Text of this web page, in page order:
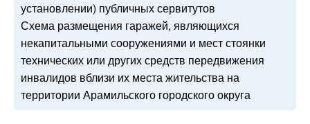
установлении) публичных сервитутов
Схема размещения гаражей, являющихся
некапитальными сооружениями и мест стоянки
технических или других средств передвижения
инвалидов вблизи их места жительства на
территории Арамильского городского округа